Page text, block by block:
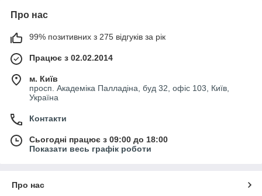
Про нас
99% позитивних з 275 відгуків за рік
Працює з 02.02.2014
м. Київ
просп. Академіка Палладіна, буд 32, офіс 103, Київ,
Україна
Контакти
Сьогодні працює з 09:00 до 18:00
Показати весь графік роботи
Про нас